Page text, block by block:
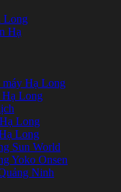
Long
Hạ
máy Hạ Long
Long
Long
Long
Sun World
Yoko Onsen
Ninh